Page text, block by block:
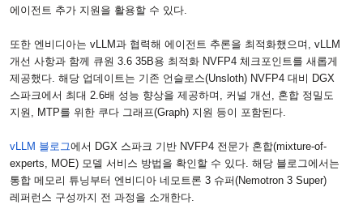
에이전트 추가 지원을 활용할 수 있다
또한 엔비디아는 vLLM과 협력해 에이전트 추론을 최적화했으며
, vLLM
개선 사항과 함께 큐원 3.6 35B용 최적화 NVFP4 체크포인트를 새롭게
제공했다 해당 업데이트는 기존 언슬로스(Unsloth) NVFP4 대비 DGX
스파크에서 최대 2.6배 성능 향상을 제공하며 커널 개선
혼합 정밀도
지원
, MTP를 위한 쿠다 그래프(Graph) 지원 등이 포함된다
vLLM 블로그에서 DGX 스파크 기반 NVFP4 전문가 혼합(mixture-of-
experts, MOE) 모델 서비스 방법을 확인할 수 있다 해당 블로그에서는
통합 메모리 튜닝부터 엔비디아 네모트론 3 슈퍼(Nemotron 3 Super)
레퍼런스 구성까지 전 과정을 소개한다